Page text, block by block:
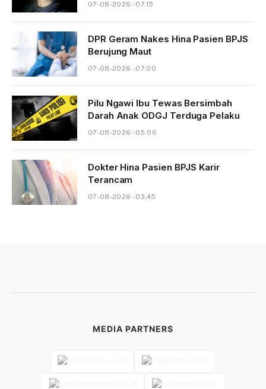
07-08-2026 - 07.15
DPR Geram Nakes Hina Pasien BPJS
Berujung Maut
07-08-2026 - 07.00
Pilu Ngawi Ibu Tewas Bersimbah
Darah Anak ODGJ Terduga Pelaku
07-08-2026 - 05.06
Dokter Hina Pasien BPJS Karir
Terancam
07-08-2026 - 03.45
MEDIA PARTNERS